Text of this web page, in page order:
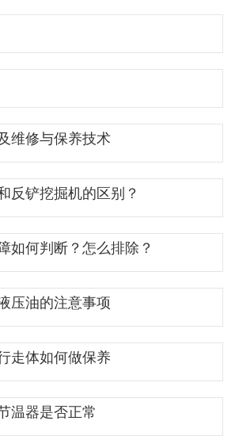
维修与保养技术
反铲挖掘机的区别？
如何判断？怎么排除？
压油的注意事项
走体如何做保养
温器是否正常